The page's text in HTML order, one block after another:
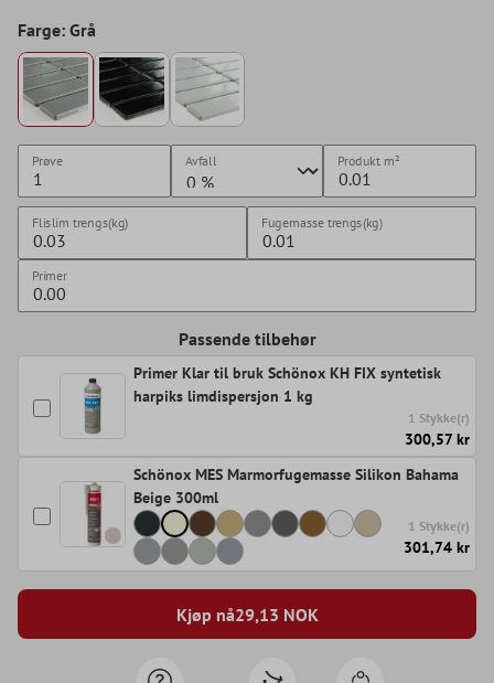
Farge: Grå
Prøve Avfall Produkt m²
Flislim trengs(kg) Fugemasse trengs(kg)
Primer
Passende tilbehør
Primer Klar til bruk Schönox KH FIX syntetisk
harpiks limdispersjon 1 kg
1 Stykke(r)
300,57 kr
Schönox MES Marmorfugemasse Silikon Bahama
Beige 300ml
1 Stykke(r)
301,74 kr
Kjøp nå29,13 NOK